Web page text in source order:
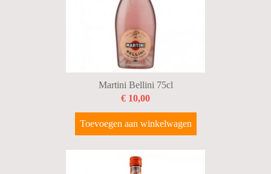
Martini Bellini 75cl
€ 10,00
Toevoegen aan winkelwagen